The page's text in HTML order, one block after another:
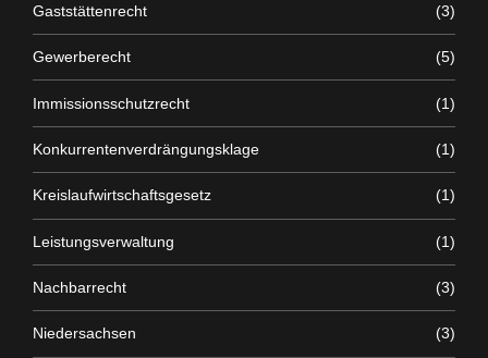
Gaststättenrecht (3)
Gewerberecht (5)
Immissionsschutzrecht (1)
Konkurrentenverdrängungsklage (1)
Kreislaufwirtschaftsgesetz (1)
Leistungsverwaltung (1)
Nachbarrecht (3)
Niedersachsen (3)